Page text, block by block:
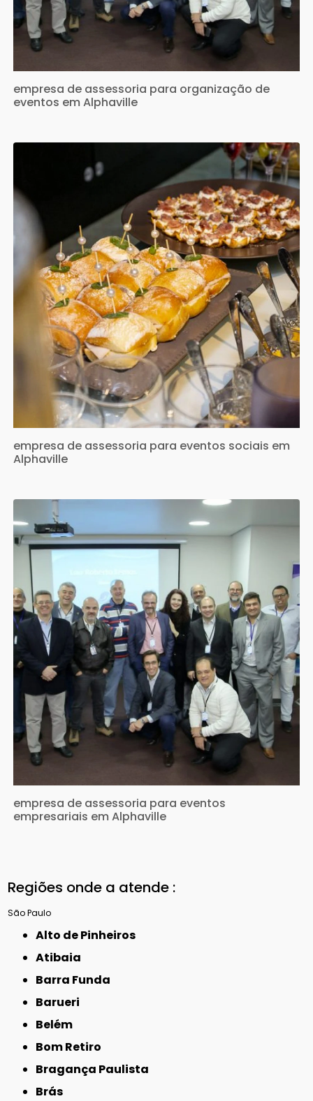
empresa de assessoria para organização de
eventos em Alphaville
empresa de assessoria para eventos sociais em
Alphaville
empresa de assessoria para eventos
empresariais em Alphaville
Regiões onde a atende :
São Paulo
Alto de Pinheiros
Atibaia
Barra Funda
Barueri
Belém
Bom Retiro
Bragança Paulista
Brás